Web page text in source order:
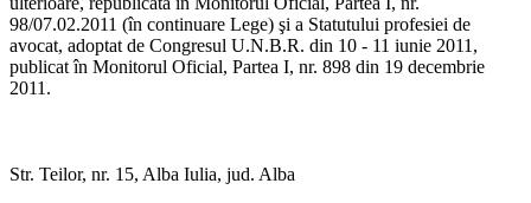
98/07.02.2011 (în continuare Lege) şi a Statutului profesiei de
avocat, adoptat de Congresul U.N.B.R. din 10 - 11 iunie 2011,
publicat în Monitorul Oficial, Partea I, nr. 898 din 19 decembrie
2011.
Str. Teilor, nr. 15, Alba Iulia, jud. Alba